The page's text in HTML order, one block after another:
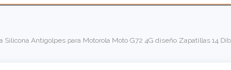
Silicona Antigolpes para Motorola Moto G72 4G diseño Zapatillas 14